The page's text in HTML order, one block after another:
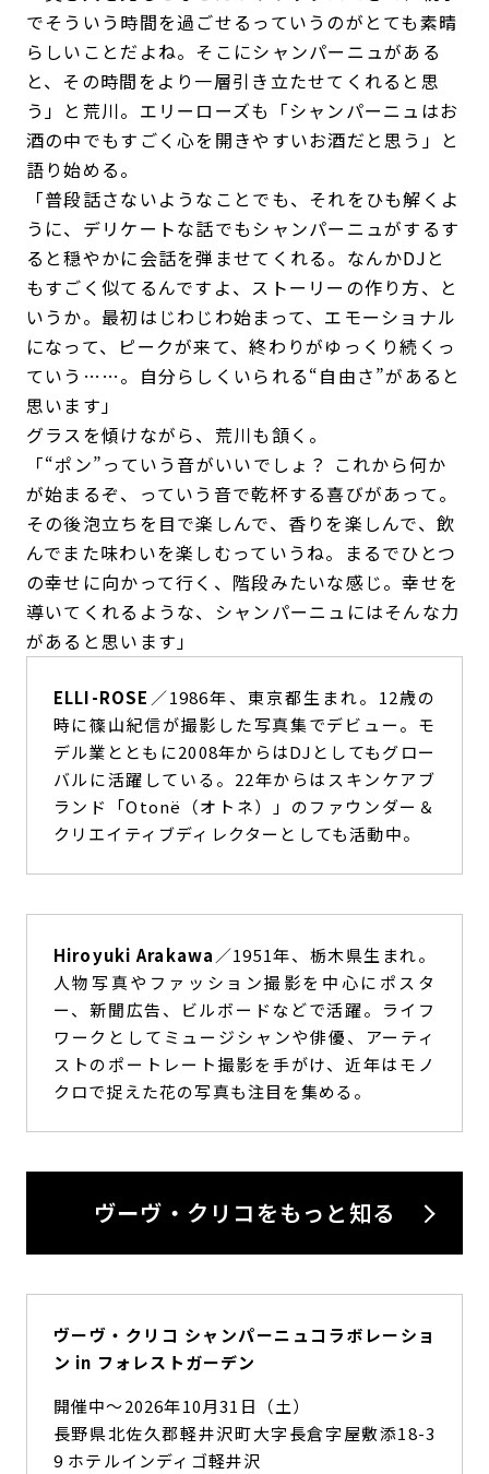
でそういう時間を過ごせるっていうのがとても素晴
らしいことだよね。そこにシャンパーニュがある
と、その時間をより一層引き立たせてくれると思
う」と荒川。エリーローズも「シャンパーニュはお
酒の中でもすごく心を開きやすいお酒だと思う」と
語り始める。
「普段話さないようなことでも、それをひも解くよ
うに、デリケートな話でもシャンパーニュがするす
ると穏やかに会話を弾ませてくれる。なんかDJと
もすごく似てるんですよ、ストーリーの作り方、と
いうか。最初はじわじわ始まって、エモーショナル
になって、ピークが来て、終わりがゆっくり続くっ
ていう……。自分らしくいられる“自由さ”があると
思います」
グラスを傾けながら、荒川も頷く。
「“ポン”っていう音がいいでしょ？ これから何か
が始まるぞ、っていう音で乾杯する喜びがあって。
その後泡立ちを目で楽しんで、香りを楽しんで、飲
んでまた味わいを楽しむっていうね。まるでひとつ
の幸せに向かって行く、階段みたいな感じ。幸せを
導いてくれるような、シャンパーニュにはそんな力
があると思います」
ELLI-ROSE ／1986年、東京都生まれ。12歳の
時に篠山紀信が撮影した写真集でデビュー。モ
デル業とともに2008年からはDJとしてもグロー
バルに活躍している。22年からはスキンケアブ
ランド「Otonë（オトネ）」のファウンダー＆
クリエイティブディレクターとしても活動中。
Hiroyuki Arakawa ／1951年、栃木県生まれ。
人物写真やファッション撮影を中心にポスタ
ー、新聞広告、ビルボードなどで活躍。ライフ
ワークとしてミュージシャンや俳優、アーティ
ストのポートレート撮影を手がけ、近年はモノ
クロで捉えた花の写真も注目を集める。
ヴーヴ・クリコをもっと知る
ヴーヴ・クリコ シャンパーニュコラボレーショ
ン in フォレストガーデン
開催中〜2026年10月31日（土）
長野県北佐久郡軽井沢町大字長倉字屋敷添18-3
9 ホテルインディゴ軽井沢